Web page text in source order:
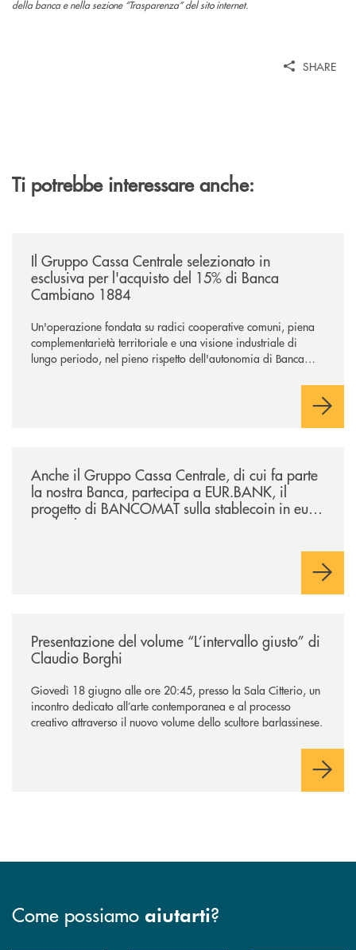
della banca e nella sezione “Trasparenza” del sito internet.
SHARE
Ti potrebbe interessare anche:
Il Gruppo Cassa Centrale selezionato in
esclusiva per l'acquisto del 15% di Banca
Cambiano 1884
Un'operazione fondata su radici cooperative comuni, piena
complementarietà territoriale e una visione industriale di
lungo periodo, nel pieno rispetto dell'autonomia di Banca
negoziazione esclusiva per la finalizzazione dell’operazione.
Anche il Gruppo Cassa Centrale, di cui fa parte
la nostra Banca, partecipa a EUR.BANK, il
progetto di BANCOMAT sulla stablecoin in euro
e sul relativo ecosistema
Presentazione del volume “L’intervallo giusto” di
Claudio Borghi
Giovedì 18 giugno alle ore 20:45, presso la Sala Citterio, un
incontro dedicato all’arte contemporanea e al processo
creativo attraverso il nuovo volume dello scultore barlassinese.
Come possiamo aiutarti?